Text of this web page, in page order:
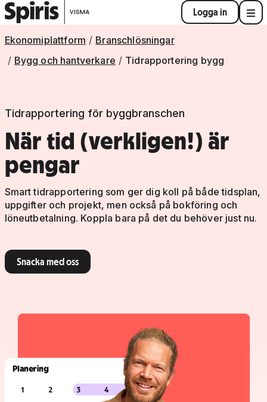
Logga in
Ekonomiplattform
Branschlösningar
Bygg och hantverkare
Tidrapportering bygg
Tidrapportering för byggbranschen
När tid (verkligen!) är
pengar
Smart tidrapportering som ger dig koll på både tidsplan,
uppgifter och projekt, men också på bokföring och
löneutbetalning. Koppla bara på det du behöver just nu.
Snacka med oss